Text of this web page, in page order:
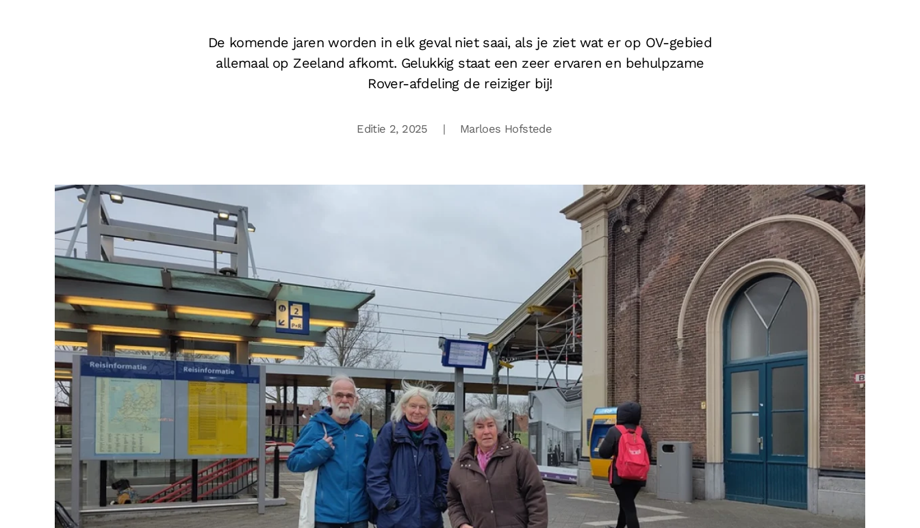
De komende jaren worden in elk geval niet saai, als je ziet wat er op OV-gebied
allemaal op Zeeland afkomt. Gelukkig staat een zeer ervaren en behulpzame
Rover-afdeling de reiziger bij!
Editie 2, 2025 | Marloes Hofstede